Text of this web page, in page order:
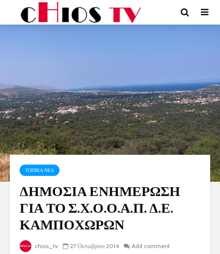
ΤΟΠΙΚΑ ΝΕΑ
ΔΗΜΟΣΙΑ ΕΝΗΜΕΡΩΣΗ
ΓΙΑ ΤΟ Σ.Χ.Ο.Ο.Α.Π. Δ.Ε.
ΚΑΜΠΟΧΩΡΩΝ
chios_tv 27 Οκτωβρίου 2014
Add comment